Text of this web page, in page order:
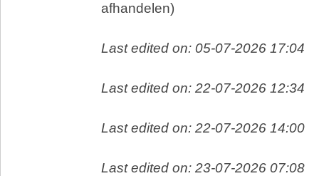
afhandelen)
Last edited on: 05-07-2026 17:04
Last edited on: 22-07-2026 12:34
Last edited on: 22-07-2026 14:00
Last edited on: 23-07-2026 07:08